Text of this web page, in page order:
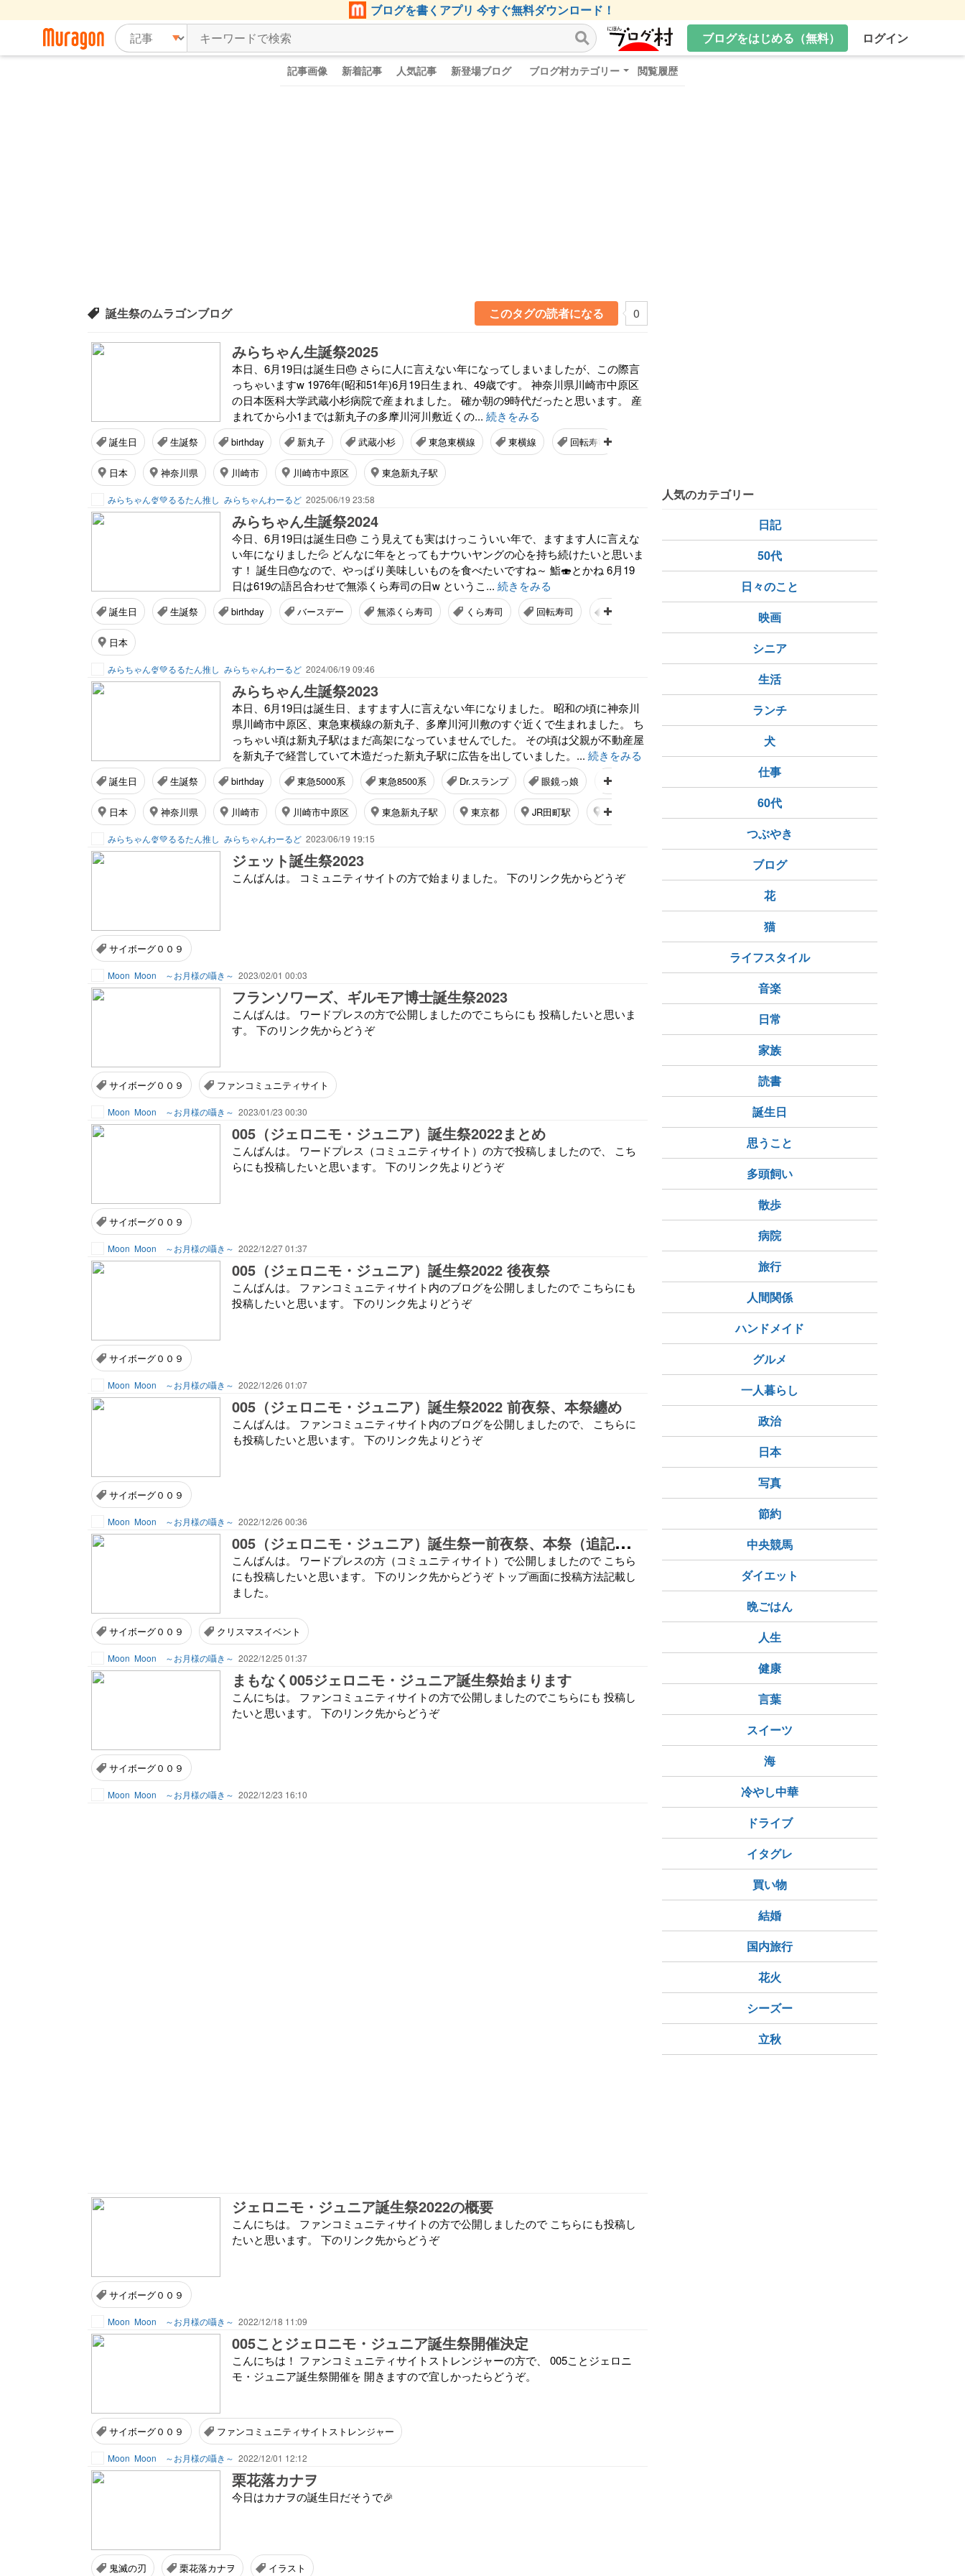
ブログを書くアプリ 今すぐ無料ダウンロード！
ブログをはじめる（無料）
ログイン
記事画像 新着記事 人気記事 新登場ブログ ブログ村カテゴリー 閲覧履歴
誕生祭のムラゴンブログ このタグの読者になる 0
みらちゃん生誕祭2025
本日、6月19日は誕生日🎂 さらに人に言えない年になってしまいましたが、この際言
っちゃいますw 1976年(昭和51年)6月19日生まれ、49歳です。 神奈川県川崎市中原区
の日本医科大学武蔵小杉病院で産まれました。 確か朝の9時代だったと思います。 産
まれてから小1までは新丸子の多摩川河川敷近くの... 続きをみる
誕生日 生誕祭 birthday 新丸子 武蔵小杉 東急東横線 東横線 回転寿司
日本 神奈川県 川崎市 川崎市中原区 東急新丸子駅
みらちゃん🍨💚るるたん推し みらちゃんわーるど 2025/06/19 23:58
みらちゃん生誕祭2024
今日、6月19日は誕生日🎂 こう見えても実はけっこういい年で、ますます人に言えな
い年になりました💦 どんなに年をとってもナウいヤングの心を持ち続けたいと思いま
す！ 誕生日🎂なので、やっぱり美味しいものを食べたいですね～ 鮨🍣とかね 6月19
日は619の語呂合わせで無添くら寿司の日w というこ... 続きをみる
誕生日 生誕祭 birthday バースデー 無添くら寿司 くら寿司 回転寿司 すし
日本
みらちゃん🍨💚るるたん推し みらちゃんわーるど 2024/06/19 09:46
みらちゃん生誕祭2023
本日、6月19日は誕生日、ますます人に言えない年になりました。 昭和の頃に神奈川
県川崎市中原区、東急東横線の新丸子、多摩川河川敷のすぐ近くで生まれました。 ち
っちゃい頃は新丸子駅はまだ高架になっていませんでした。 その頃は父親が不動産屋
を新丸子で経営していて木造だった新丸子駅に広告を出していました。... 続きをみる
誕生日 生誕祭 birthday 東急5000系 東急8500系 Dr.スランプ 眼鏡っ娘
日本 神奈川県 川崎市 川崎市中原区 東急新丸子駅 東京都 JR田町駅 三田駅 (東京都) 東武とうきょうスカイツリー駅
みらちゃん🍨💚るるたん推し みらちゃんわーるど 2023/06/19 19:15
ジェット誕生祭2023
こんばんは。 コミュニティサイトの方で始まりました。 下のリンク先からどうぞ
サイボーグ００９
Moon Moon ～お月様の囁き～ 2023/02/01 00:03
フランソワーズ、ギルモア博士誕生祭2023
こんばんは。 ワードプレスの方で公開しましたのでこちらにも 投稿したいと思いま
す。 下のリンク先からどうぞ
サイボーグ００９ ファンコミュニティサイト
Moon Moon ～お月様の囁き～ 2023/01/23 00:30
005（ジェロニモ・ジュニア）誕生祭2022まとめ
こんばんは。 ワードプレス（コミュニティサイト）の方で投稿しましたので、 こち
らにも投稿したいと思います。 下のリンク先よりどうぞ
サイボーグ００９
Moon Moon ～お月様の囁き～ 2022/12/27 01:37
005（ジェロニモ・ジュニア）誕生祭2022 後夜祭
こんばんは。 ファンコミュニティサイト内のブログを公開しましたので こちらにも
投稿したいと思います。 下のリンク先よりどうぞ
サイボーグ００９
Moon Moon ～お月様の囁き～ 2022/12/26 01:07
005（ジェロニモ・ジュニア）誕生祭2022 前夜祭、本祭纏め
こんばんは。 ファンコミュニティサイト内のブログを公開しましたので、 こちらに
も投稿したいと思います。 下のリンク先よりどうぞ
サイボーグ００９
Moon Moon ～お月様の囁き～ 2022/12/26 00:36
0
05（ジェロニモ・ジュニア）誕生祭ー前夜祭、本祭（追記あり）
こんばんは。 ワードプレスの方（コミュニティサイト）で公開しましたので こちら
にも投稿したいと思います。 下のリンク先からどうぞ トップ画面に投稿方法記載し
ました。
サイボーグ００９ クリスマスイベント
Moon Moon ～お月様の囁き～ 2022/12/25 01:37
まもなく005ジェロニモ・ジュニア誕生祭始まります
こんにちは。 ファンコミュニティサイトの方で公開しましたのでこちらにも 投稿し
たいと思います。 下のリンク先からどうぞ
サイボーグ００９
Moon Moon ～お月様の囁き～ 2022/12/23 16:10
ジェロニモ・ジュニア誕生祭2022の概要
こんにちは。 ファンコミュニティサイトの方で公開しましたので こちらにも投稿し
たいと思います。 下のリンク先からどうぞ
サイボーグ００９
Moon Moon ～お月様の囁き～ 2022/12/18 11:09
005ことジェロニモ・ジュニア誕生祭開催決定
こんにちは！ ファンコミュニティサイトストレンジャーの方で、 005ことジェロニ
モ・ジュニア誕生祭開催を 開きますので宜しかったらどうぞ。
サイボーグ００９ ファンコミュニティサイトストレンジャー
Moon Moon ～お月様の囁き～ 2022/12/01 12:12
栗花落カナヲ
今日はカナヲの誕生日だそうで🎉
鬼滅の刃 栗花落カナヲ イラスト
人気のカテゴリー
日記
50代
日々のこと
映画
シニア
生活
ランチ
犬
仕事
60代
つぶやき
ブログ
花
猫
ライフスタイル
音楽
日常
家族
読書
誕生日
思うこと
多頭飼い
散歩
病院
旅行
人間関係
ハンドメイド
グルメ
一人暮らし
政治
日本
写真
節約
中央競馬
ダイエット
晩ごはん
人生
健康
言葉
スイーツ
海
冷やし中華
ドライブ
イタグレ
買い物
結婚
国内旅行
花火
シーズー
立秋